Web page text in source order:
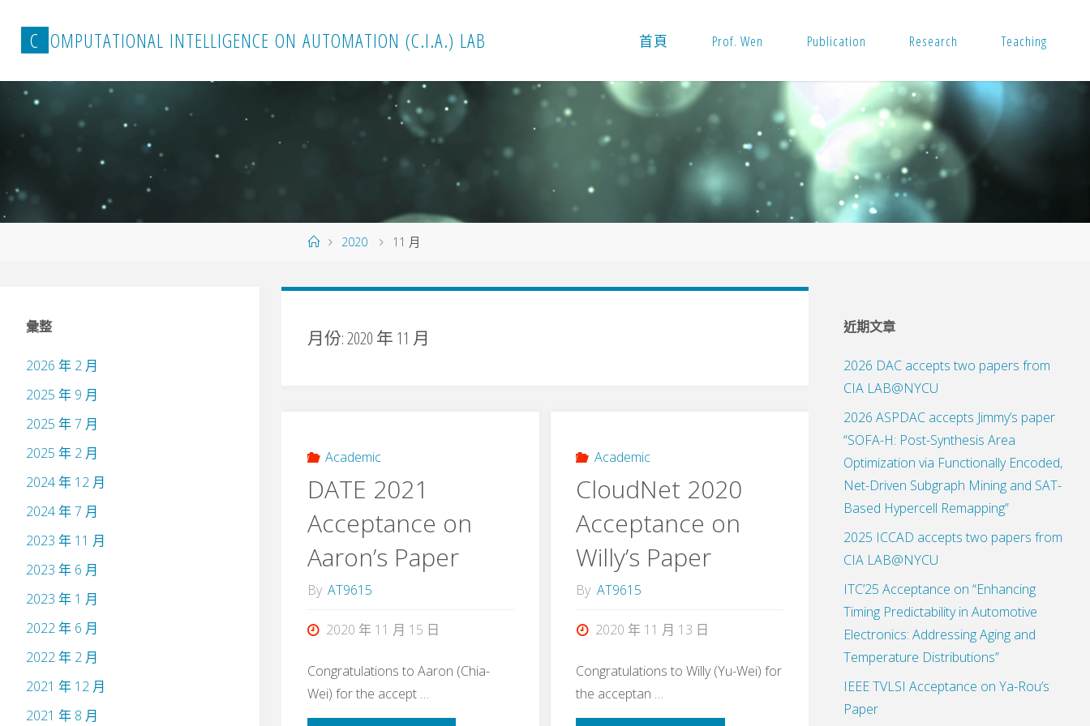
content
C OMPUTATIONAL INTELLIGENCE ON AUTOMATION (C.I.A.) LAB 首頁 Prof. Wen Publication Research Teaching
Home2020 11 月
月份:2020 年 11 月
Academic
DATE 2021
Acceptance on
Aaron’s Paper
By AT9615
2020 年 11 月 15 日
Congratulations to Aaron (Chia-
Wei) for the accept …
Academic
CloudNet 2020
Acceptance on
Willy’s Paper
By AT9615
2020 年 11 月 13 日
Congratulations to Willy (Yu-Wei) for
the acceptan …
彙整
2026 年 2 月
2025 年 9 月
2025 年 7 月
2025 年 2 月
2024 年 12 月
2024 年 7 月
2023 年 11 月
2023 年 6 月
2023 年 1 月
2022 年 6 月
2022 年 2 月
2021 年 12 月
2021 年 8 月
近期文章
2026 DAC accepts two papers from
CIA LAB@NYCU
2026 ASPDAC accepts Jimmy’s paper
“SOFA-H: Post-Synthesis Area
Optimization via Functionally Encoded,
Net-Driven Subgraph Mining and SAT-
Based Hypercell Remapping”
2025 ICCAD accepts two papers from
CIA LAB@NYCU
ITC’25 Acceptance on “Enhancing
Timing Predictability in Automotive
Electronics: Addressing Aging and
Temperature Distributions”
IEEE TVLSI Acceptance on Ya-Rou’s
Paper